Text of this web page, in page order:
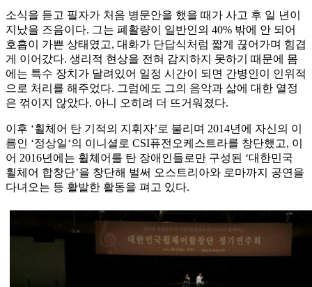
소식을 듣고 필자가 처음 병문안을 했을 때가 사고 후 일 년이
지났을 즈음이다. 그는 폐활량이 일반인의 40% 밖에 안 되어
호흡이 가쁜 상태였고, 대화가 단답식처럼 짧게 끊어가며 힘겹
게 이어갔다. 생리적 현상을 전혀 감지하지 못하기 때문에 몸
에는 특수 장치가 달려있어 일정 시간이 되면 간병인이 인위적
으로 처리를 해주었다. 그럼에도 그의 음악과 삶에 대한 열정
은 꺾이지 않았다. 아니 오히려 더 뜨거워졌다.
이후 ‘휠체어 탄 기적의 지휘자’로 불리며 2014년에 자신의 이
름인 ‘정상일‘의 이니셜로 CSI퓨전오케스트라를 창단했고, 이
어 2016년에는 휠체어를 탄 장애인들로만 구성된 ‘대한민국
휠체어 합창단’을 창단해 벌써 오스트리아와 로마까지 공연을
다녀오는 등 활발한 활동을 펴고 있다.